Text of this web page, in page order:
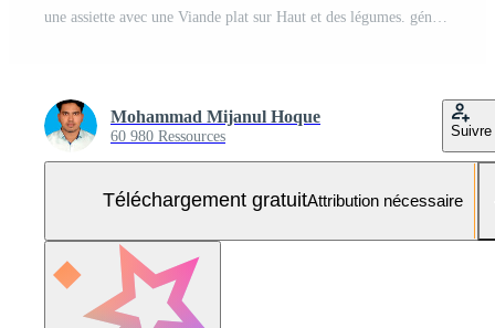
Mohammad Mijanul Hoque
60 980 Ressources Suivre
Téléchargement gratuitAttribution nécessaire